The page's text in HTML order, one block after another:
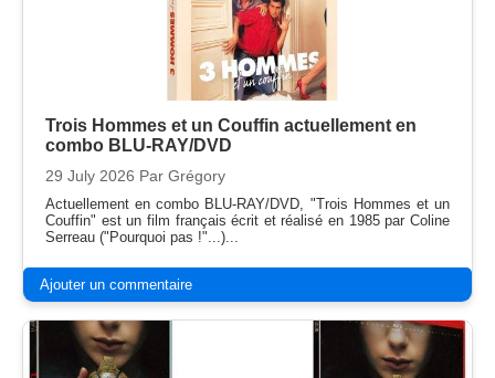
Trois Hommes et un Couffin actuellement en
combo BLU-RAY/DVD
29 July 2026 Par Grégory
Actuellement en combo BLU-RAY/DVD, "Trois Hommes et un
Couffin" est un film français écrit et réalisé en 1985 par Coline
Serreau ("Pourquoi pas !"...)...
Ajouter un commentaire